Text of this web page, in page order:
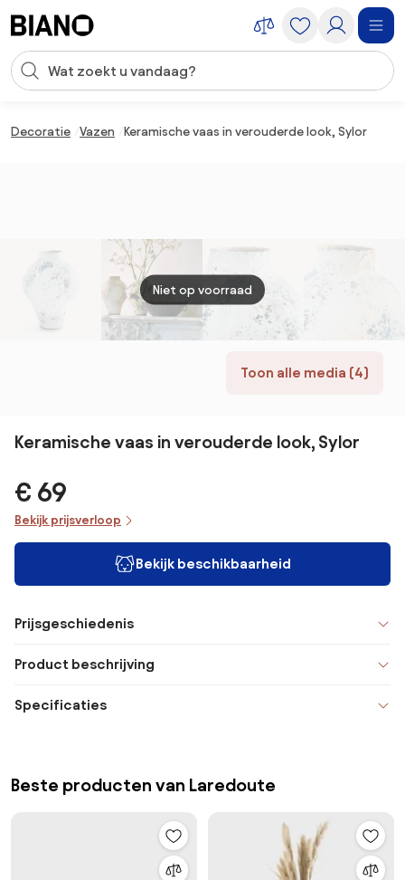
Zoekopdracht invoeren
Decoratie Vazen Keramische vaas in verouderde look, Sylor
Toon alle media (4)
Niet op voorraad
Keramische vaas in verouderde look, Sylor
€ 69
Bekijk prijsverloop
Bekijk beschikbaarheid
Prijsgeschiedenis
Product beschrijving
Specificaties
Beste producten van Laredoute